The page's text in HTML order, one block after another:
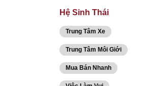
Hệ Sinh Thái
Trung Tâm Xe
Trung Tâm Môi Giới
Mua Bán Nhanh